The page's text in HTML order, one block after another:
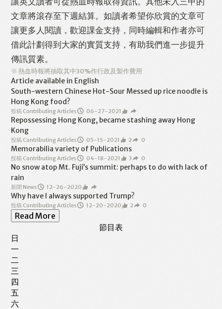
文章將滾存至下週結算。如讀者希望你欣賞的文章可
讓更多人閱讀，歡迎課金支持，同時編輯和作者亦可
借此計劃得到大家的實質支持，有助我們進一步提升
傳訊質素。
※ 熱血時報將抽取其中30%作行政及製作費用
Article available in English
South-western Chinese Hot-Sour Messed up rice noodle is
Hong Kong food?
投稿 Contributing Articles 06-27-2021
Repossessing Hong Kong, became stashing away Hong
Kong
投稿 Contributing Articles 05-15-2021 2 0
Memorabilia variety of Publications
投稿 Contributing Articles 04-18-2021 3 0
No snow atop Mt. Fuji’s summit: perhaps to do with lack of
rain
新聞 News 12-26-2020
Why have I always supported Trump?
投稿 Contributing Articles 12-20-2020 2 0
Read More
節目表
日
一
二
三
四
五
六